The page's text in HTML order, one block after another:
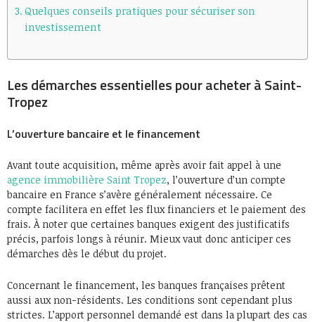
Quelques conseils pratiques pour sécuriser son
investissement
Les démarches essentielles pour acheter à Saint-
Tropez
L’ouverture bancaire et le financement
Avant toute acquisition, même après avoir fait appel à une
agence immobilière Saint Tropez, l’ouverture d’un compte
bancaire en France s’avère généralement nécessaire. Ce
compte facilitera en effet les flux financiers et le paiement des
frais. À noter que certaines banques exigent des justificatifs
précis, parfois longs à réunir. Mieux vaut donc anticiper ces
démarches dès le début du projet.
Concernant le financement, les banques françaises prêtent
aussi aux non-résidents. Les conditions sont cependant plus
strictes. L’apport personnel demandé est dans la plupart des cas